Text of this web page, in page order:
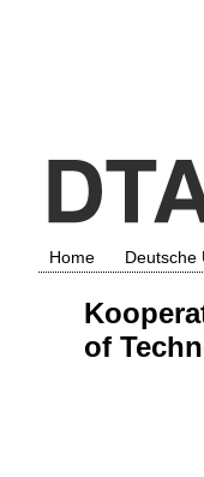
Home Deutsche
of